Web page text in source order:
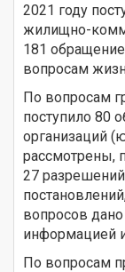
2021 году
жилищно-
181
вопросам
По вопросам
поступило 80
организаций
рассмотрены,
27
вопросов
информацией
По вопросам